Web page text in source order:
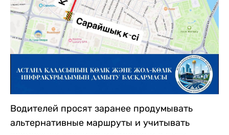
Водителей просят заранее продумывать
альтернативные маршруты и учитывать